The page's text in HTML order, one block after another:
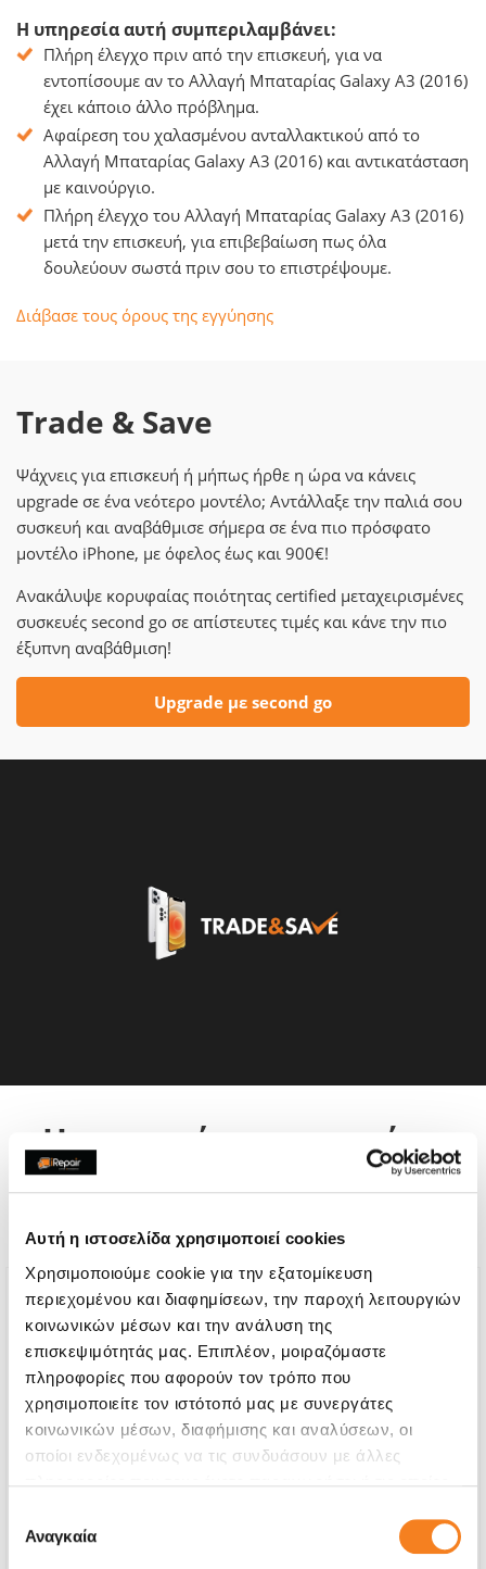
Αυτή η ιστοσελίδα χρησιμοποιεί cookies
Χρησιμοποιούμε cookie για την εξατομίκευση
περιεχομένου και διαφημίσεων, την παροχή λειτουργιών
κοινωνικών μέσων και την ανάλυση της
επισκεψιμότητάς μας. Επιπλέον, μοιραζόμαστε
πληροφορίες που αφορούν τον τρόπο που
χρησιμοποιείτε τον ιστότοπό μας με συνεργάτες
κοινωνικών μέσων, διαφήμισης και αναλύσεων, οι
οποίοι ενδεχομένως να τις συνδυάσουν με άλλες
των υπηρεσιών τους.
συγκατάθεσης
Αναγκαία
Η υπηρεσία αυτή συμπεριλαμβάνει:
Πλήρη έλεγχο πριν από την επισκευή, για να
εντοπίσουμε αν το Αλλαγή Μπαταρίας Galaxy A3 (2016)
έχει κάποιο άλλο πρόβλημα.
Αφαίρεση του χαλασμένου ανταλλακτικού από το
Αλλαγή Μπαταρίας Galaxy A3 (2016) και αντικατάσταση
με καινούργιο.
Πλήρη έλεγχο του Αλλαγή Μπαταρίας Galaxy A3 (2016)
μετά την επισκευή, για επιβεβαίωση πως όλα
δουλεύουν σωστά πριν σου το επιστρέψουμε.
Διάβασε τους όρους της εγγύησης
Trade & Save
Ψάχνεις για επισκευή ή μήπως ήρθε η ώρα να κάνεις
upgrade σε ένα νεότερο μοντέλο; Αντάλλαξε την παλιά σου
συσκευή και αναβάθμισε σήμερα σε ένα πιο πρόσφατο
μοντέλο iPhone, με όφελος έως και 900€!
Ανακάλυψε κορυφαίας ποιότητας certified μεταχειρισμένες
συσκευές second go σε απίστευτες τιμές και κάνε την πιο
έξυπνη αναβάθμιση!
Upgrade με second go
Η συσκευή σου μπορεί να
χρειάζεται και κάποια από
τις παρακάτω επισκευές: